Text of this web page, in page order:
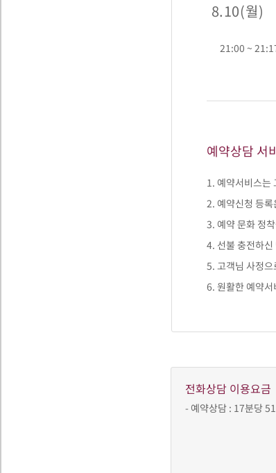
8. 10 ( 월 )
21:00 ~
예약상담 서
1. 예약서비스는
2. 예약신청 등
3. 예약 문화 정
4. 선불 충전하
5. 고객님 사정
6. 원활한 예약
전화상담 이용요금
- 예약상담 : 17분당